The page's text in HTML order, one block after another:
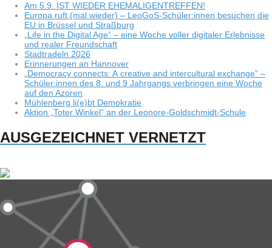
Am 5.9. IST WIEDER EHEMALIGENTREFFEN!
Europa ruft (mal wie­der) – LeoGoS-Schüler:innen besu­chen die
EU in Brüs­sel und Straßburg
„Life in the Digi­tal Age“ – eine Woche vol­ler digi­ta­ler Erleb­nisse
und rea­ler Freundschaft
Stadt­ra­deln 2026
Erin­ne­run­gen an Hannover
„Demo­cracy con­nects: A crea­tive and inter­cul­tu­ral exch­ange” –
Schüler:innen des 8. und 9 Jahr­gangs ver­brin­gen eine Woche
auf den Azoren
Müh­len­berg li(e)bt Demokratie
Aktion „Toter Win­kel“ an der Leonore-Goldschmidt-Schule
AUSGEZEICHNET VERNETZT